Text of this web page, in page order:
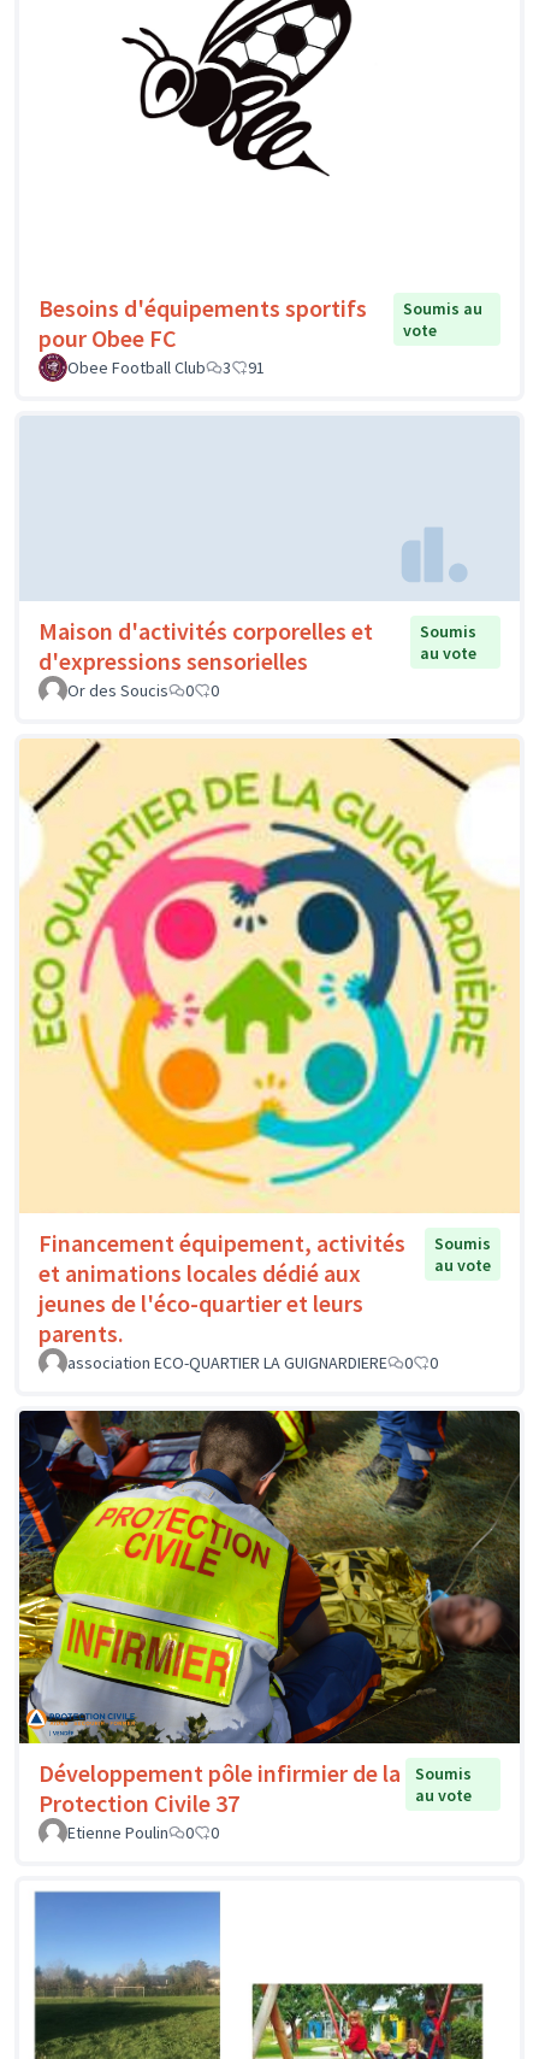
Besoins d'équipements sportifs
pour Obee FC
Soumis au
vote
Obee Football Club
3 91
Maison d'activités corporelles et
d'expressions sensorielles
Soumis
au vote
Or des Soucis
0 0
Financement équipement, activités
et animations locales dédié aux
jeunes de l'éco-quartier et leurs
parents.
Soumis
au vote
association ECO-QUARTIER LA GUIGNARDIERE 0 0
Développement pôle infirmier de la
Protection Civile 37
Soumis
au vote
Etienne Poulin
0 0